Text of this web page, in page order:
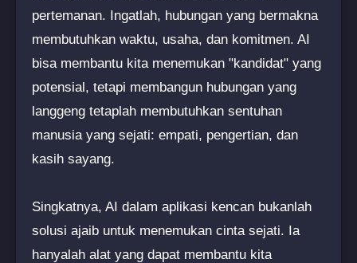
pertemanan. Ingatlah, hubungan yang bermakna
membutuhkan waktu, usaha, dan komitmen. AI
bisa membantu kita menemukan "kandidat" yang
potensial, tetapi membangun hubungan yang
langgeng tetaplah membutuhkan sentuhan
manusia yang sejati: empati, pengertian, dan
kasih sayang.
Singkatnya, AI dalam aplikasi kencan bukanlah
solusi ajaib untuk menemukan cinta sejati. Ia
hanyalah alat yang dapat membantu kita